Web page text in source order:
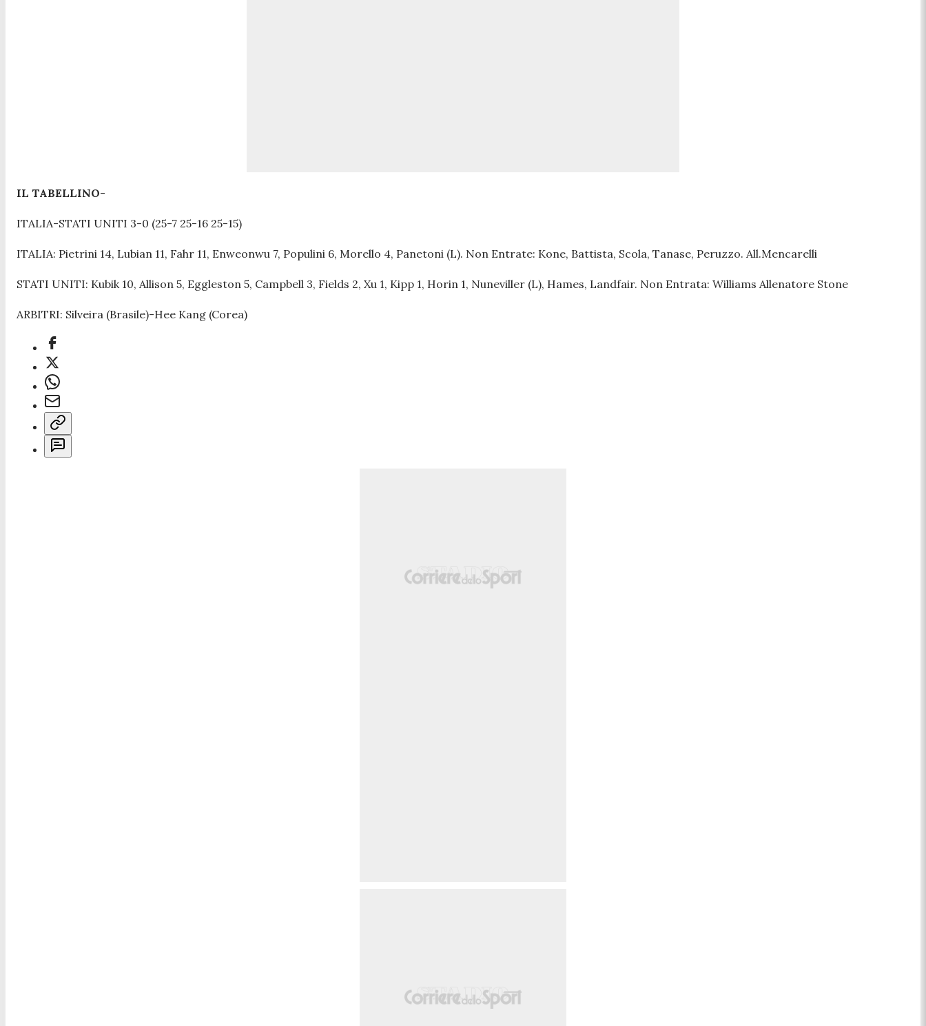
IL TABELLINO-
ITALIA-STATI UNITI 3-0 (25-7 25-16 25-15)
ITALIA: Pietrini 14, Lubian 11, Fahr 11, Enweonwu 7, Populini 6, Morello 4, Panetoni (L). Non Entrate: Kone, Battista, Scola, Tanase, Peruzzo. All.Mencarelli
STATI UNITI: Kubik 10, Allison 5, Eggleston 5, Campbell 3, Fields 2, Xu 1, Kipp 1, Horin 1, Nuneviller (L), Hames, Landfair. Non Entrata: Williams Allenatore Stone
ARBITRI: Silveira (Brasile)-Hee Kang (Corea)